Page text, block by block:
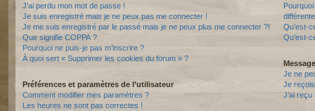
J’ai perdu mon mot de passe !
Je suis enregistré mais je ne peux pas me connecter !
Je me suis enregistré par le passé mais je ne peux plus me connecter ?!
Que signifie COPPA ?
Pourquoi ne puis-je pas m’inscrire ?
À quoi sert « Supprimer les cookies du forum » ?
Préférences et paramètres de l’utilisateur
Comment modifier mes paramètres ?
Les heures ne sont pas correctes !
Qu’est-
Qu’est-
Je ne
Je
J’ai